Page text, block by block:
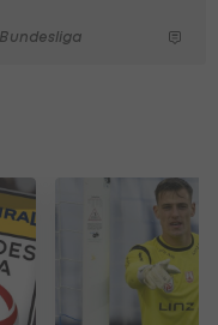
Bundesliga